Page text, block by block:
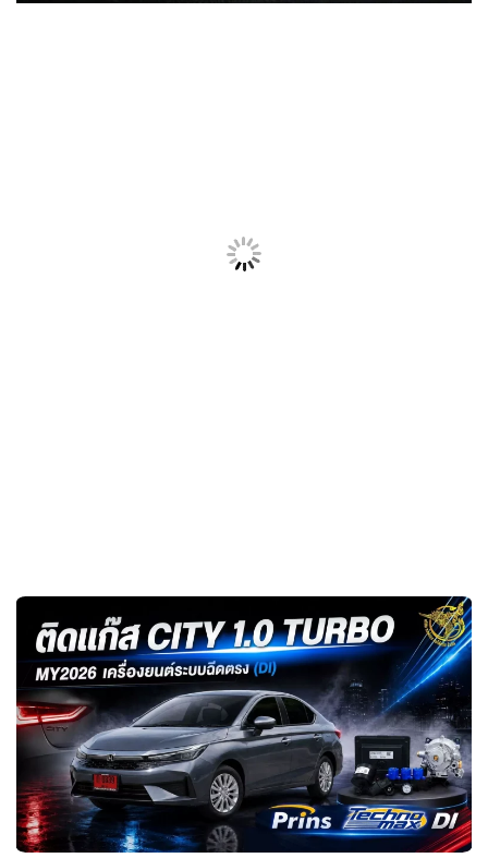
ติดแก๊ส Honda City 1.0 Turbo MY2026 ชุดแก๊ส Prins Technomax DI หงษ์ทอง
แก๊ส